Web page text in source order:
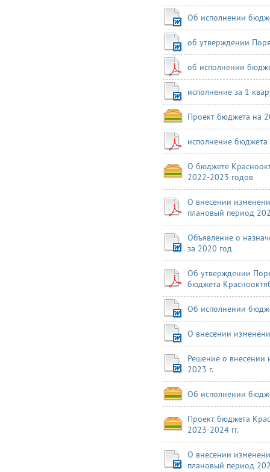
Об исполнении
об утверждении
об исполнении
исполнение за 1
Проект бюджета на
исполнение бюджета
О бюджете
2022-2023 годов
О внесении
плановый период
Объявление о
за 2020 год
Об утверждении
бюджета
Об исполнении
О внесении
Решение о
2023 г.
Об исполнении
Проект бюджета
2023-2024 гг.
О внесении
плановый период